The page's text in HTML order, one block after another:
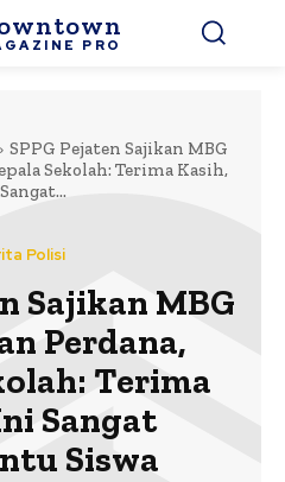
PRO
SPPG Pejaten Sajikan MBG
Sekolah: Terima Kasih,
Polisi
Sajikan MBG
Perdana,
Terima
Sangat
Siswa